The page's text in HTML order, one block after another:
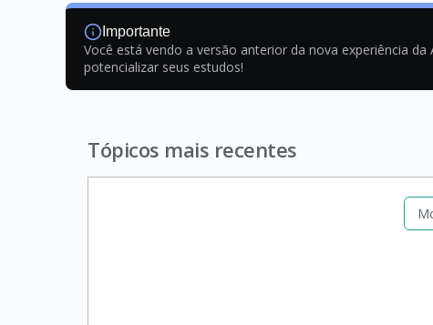
Importante
Você está vendo a versão anterior da nova experiência
potencializar seus estudos!
Tópicos mais recentes